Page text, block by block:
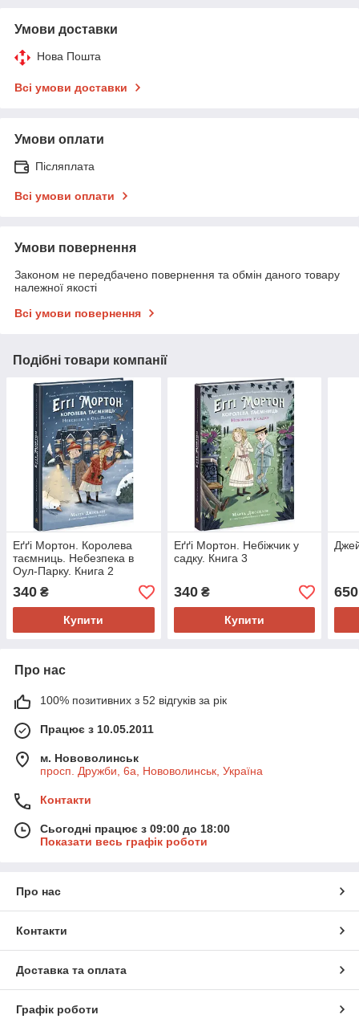
Умови доставки
Нова Пошта
Всі умови доставки
Умови оплати
Післяплата
Всі умови оплати
Умови повернення
Законом не передбачено повернення та обмін даного товару
належної якості
Всі умови повернення
Подібні товари компанії
Еґґі Мортон. Королева
таємниць. Небезпека в
Оул-Парку. Книга 2
340 ₴
Купити
Еґґі Мортон. Небіжчик у
садку. Книга 3
340₴
Купити
650
Про нас
100% позитивних з 52 відгуків за рік
Працює з 10.05.2011
м. Нововолинськ
просп. Дружби, 6а, Нововолинськ, Україна
Контакти
Сьогодні працює з 09:00 до 18:00
Показати весь графік роботи
Про нас
Контакти
Доставка та оплата
Графік роботи